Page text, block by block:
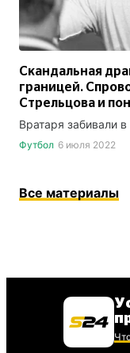
Скандальная
границей.
Стрельцова и
Вратаря забивали
Футбол 6 июля 2022
Все материалы